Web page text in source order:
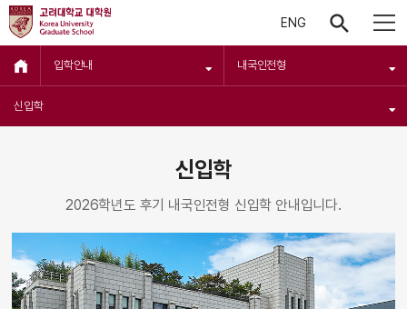
ENG
입학안내 내국인전형
신입학
신입학
2026학년도 후기 내국인전형 신입학 안내입니다.